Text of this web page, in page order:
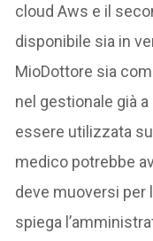
cloud Aws e il
disponibile sia in
MioDottore sia
nel gestionale già
essere utilizzata
medico potrebbe
deve muoversi per
spiega